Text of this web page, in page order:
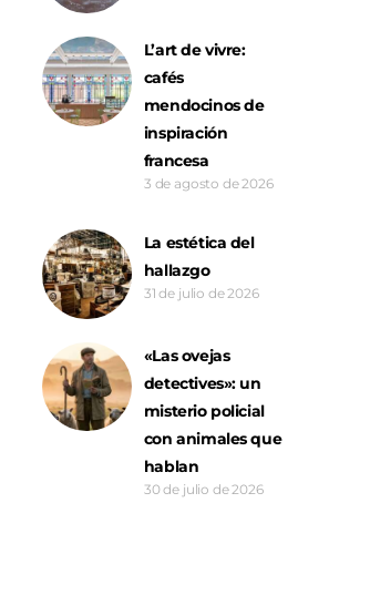
L’art de vivre:
cafés
mendocinos de
inspiración
francesa
3 de agosto de 2026
La estética del
hallazgo
31 de julio de 2026
«Las ovejas
detectives»: un
misterio policial
con animales que
hablan
30 de julio de 2026